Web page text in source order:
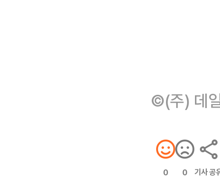
©(주) 데
0 0 기사 공